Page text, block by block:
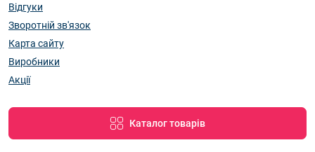
Відгуки
Зворотній зв'язок
Карта сайту
Виробники
Акції
Каталог товарів